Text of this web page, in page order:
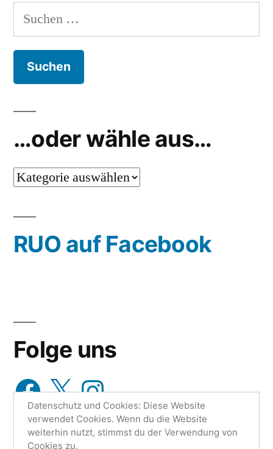
Suchen
nach:
…oder wähle aus…
…
aus…
RUO auf Facebook
Folge uns
Facebook
X Instagram
Datenschutz und Cookies: Diese Website
verwendet Cookies. Wenn du die Website
weiterhin nutzt, stimmst du der Verwendung von
Cookies zu.